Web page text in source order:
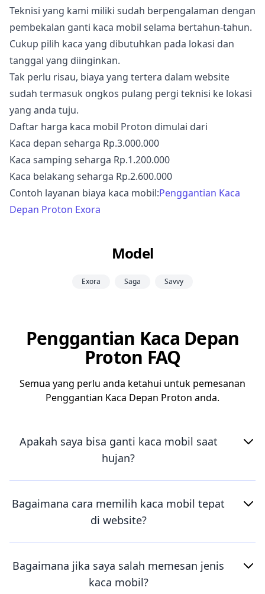
Teknisi yang kami miliki sudah berpengalaman dengan
pembekalan ganti kaca mobil selama bertahun-tahun.
Cukup pilih kaca yang dibutuhkan pada lokasi dan
tanggal yang diinginkan.
Tak perlu risau, biaya yang tertera dalam website
sudah termasuk ongkos pulang pergi teknisi ke lokasi
yang anda tuju.
Daftar harga kaca mobil Proton dimulai dari
Kaca depan seharga Rp.3.000.000
Kaca samping seharga Rp.1.200.000
Kaca belakang seharga Rp.2.600.000
Contoh layanan biaya kaca mobil:Penggantian Kaca
Depan Proton Exora
Model
Exora Saga Savvy
Penggantian Kaca Depan
Proton FAQ
Semua yang perlu anda ketahui untuk pemesanan
Penggantian Kaca Depan Proton anda.
Apakah saya bisa ganti kaca mobil saat
hujan?
Bagaimana cara memilih kaca mobil tepat
di website?
Bagaimana jika saya salah memesan jenis
kaca mobil?